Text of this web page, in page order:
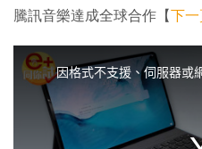
騰訊音樂達成全球合作【下一
因格式不支援、伺服器或